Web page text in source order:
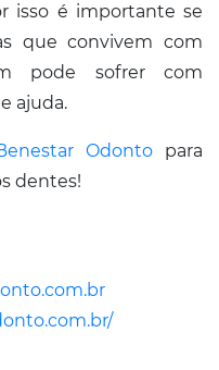
isso é importante se
que convivem com
pode sofrer com
ajuda.
Odonto para
dentes!